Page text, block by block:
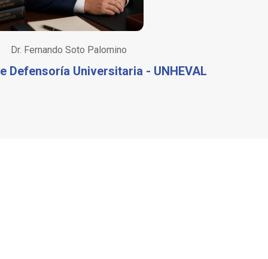
Dr. Fernando Soto Palomino
Defensoría Universitaria - UNHEVAL